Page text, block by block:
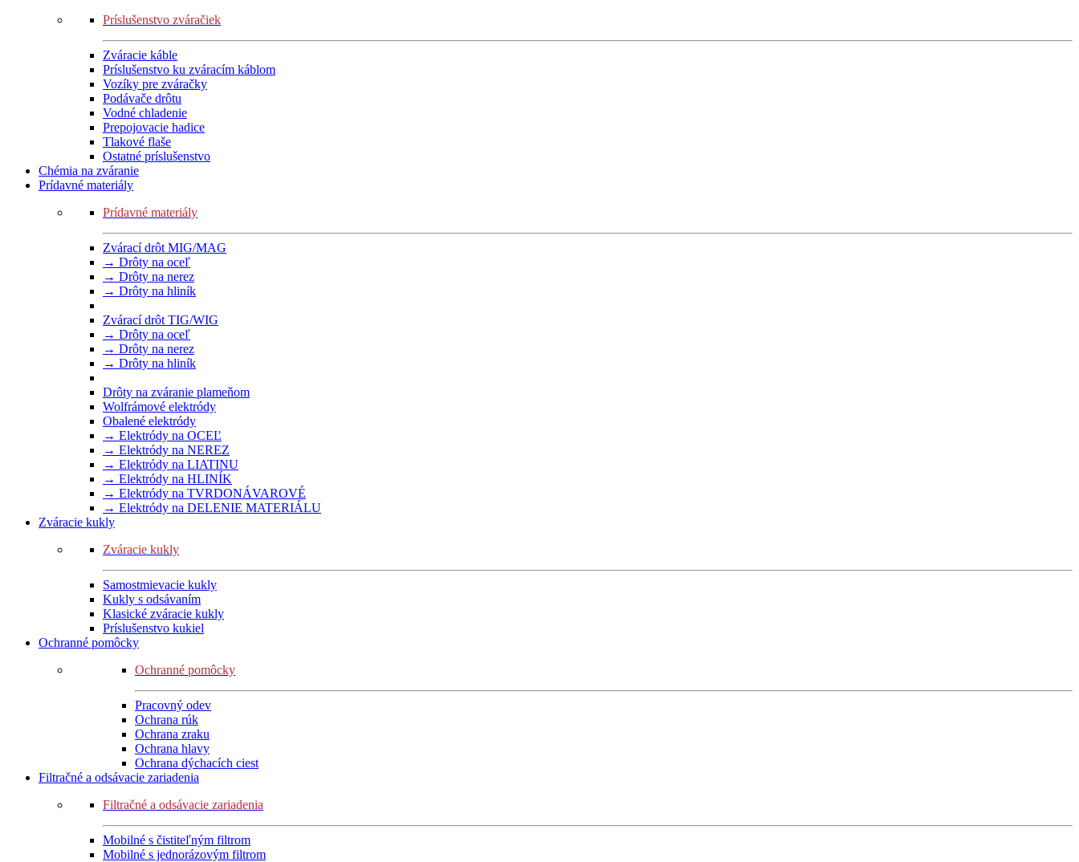
Príslušenstvo zváračiek
Zváracie káble
Príslušenstvo ku zváracím káblom
Vozíky pre zváračky
Podávače drôtu
Vodné chladenie
Prepojovacie hadice
Tlakové flaše
Ostatné príslušenstvo
Chémia na zváranie
Prídavné materiály
Prídavné materiály
Zvárací drôt MIG/MAG
→ Drôty na oceľ
→ Drôty na nerez
→ Drôty na hliník
Zvárací drôt TIG/WIG
→ Drôty na oceľ
→ Drôty na nerez
→ Drôty na hliník
Drôty na zváranie plameňom
Wolfrámové elektródy
Obalené elektródy
→ Elektródy na OCEĽ
→ Elektródy na NEREZ
→ Elektródy na LIATINU
→ Elektródy na HLINÍK
→ Elektródy na TVRDONÁVAROVÉ
→ Elektródy na DELENIE MATERIÁLU
Zváracie kukly
Zváracie kukly
Samostmievacie kukly
Kukly s odsávaním
Klasické zváracie kukly
Príslušenstvo kukiel
Ochranné pomôcky
Ochranné pomôcky
Pracovný odev
Ochrana rúk
Ochrana zraku
Ochrana hlavy
Ochrana dýchacích ciest
Filtračné a odsávacie zariadenia
Filtračné a odsávacie zariadenia
Mobilné s čistiteľným filtrom
Mobilné s jednorázovým filtrom